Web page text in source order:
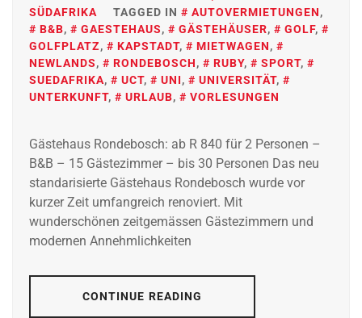
SÜDAFRIKA
TAGGED IN AUTOVERMIETUNGEN,
B&B, GAESTEHAUS, GÄSTEHÄUSER, GOLF,
GOLFPLATZ, KAPSTADT, MIETWAGEN,
NEWLANDS, RONDEBOSCH, RUBY, SPORT,
SUEDAFRIKA, UCT, UNI, UNIVERSITÄT,
UNTERKUNFT, URLAUB, VORLESUNGEN
Gästehaus Rondebosch: ab R 840 für 2 Personen –
B&B – 15 Gästezimmer – bis 30 Personen Das neu
standarisierte Gästehaus Rondebosch wurde vor
kurzer Zeit umfangreich renoviert. Mit
wunderschönen zeitgemässen Gästezimmern und
modernen Annehmlichkeiten
CONTINUE READING